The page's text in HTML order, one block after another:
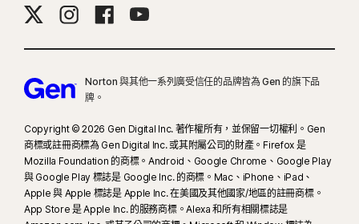
Norton 與其他一系列廣受信任的品牌皆為 Gen 的旗下品
牌。
Copyright © 2026 Gen Digital Inc. 著作權所有，並保留一切權利。Gen
商標或註冊商標為 Gen Digital Inc. 或其附屬公司的財產。Firefox 是
Mozilla Foundation 的商標。Android、Google Chrome、Google Play
與 Google Play 標誌是 Google Inc. 的商標。Mac、iPhone、iPad、
Apple 與 Apple 標誌是 Apple Inc. 在美國及其他國家/地區的註冊商標。
App Store 是 Apple Inc. 的服務商標。Alexa 和所有相關標誌是